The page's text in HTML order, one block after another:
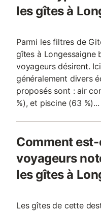
parc animalier de Courzieu
loups et rapaces - artisanat
les gîtes à
Parmi les filtres de
gîtes à Longessaigne
voyageurs désirent.
généralement divers
proposés sont : air
%), et piscine (63
Comment
voyageurs
les gîtes à
Les gîtes de cette